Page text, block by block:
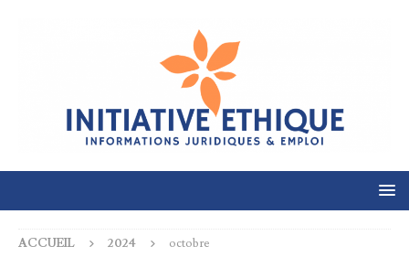
ACCUEIL 2024 octobre